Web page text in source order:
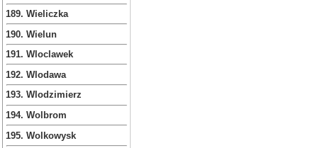
189. Wieliczka
190. Wielun
191. Wloclawek
192. Wlodawa
193. Wlodzimierz
194. Wolbrom
195. Wolkowysk